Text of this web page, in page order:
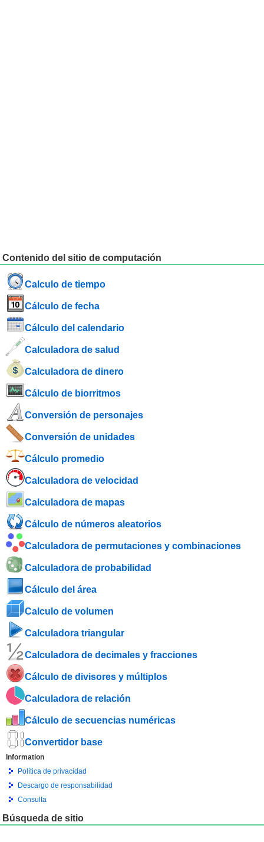
Contenido del sitio de computación
Calculo de tiempo
Cálculo de fecha
Cálculo del calendario
Calculadora de salud
Calculadora de dinero
Cálculo de biorritmos
Conversión de personajes
Conversión de unidades
Cálculo promedio
Calculadora de velocidad
Calculadora de mapas
Cálculo de números aleatorios
Calculadora de permutaciones y combinaciones
Calculadora de probabilidad
Cálculo del área
Calculo de volumen
Calculadora triangular
Calculadora de decimales y fracciones
Cálculo de divisores y múltiplos
Calculadora de relación
Cálculo de secuencias numéricas
Convertidor base
Information
Política de privacidad
Descargo de responsabilidad
Consulta
Búsqueda de sitio